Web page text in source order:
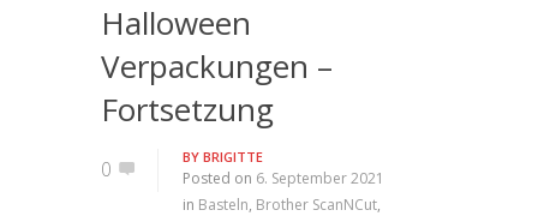
Halloween
Verpackungen –
Fortsetzung
0 BY BRIGITTE
Posted on 6. September 2021
in Basteln, Brother ScanNCut,